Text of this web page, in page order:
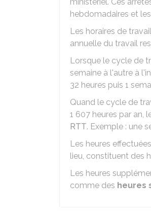
hebdomadaires et
Les horaires de
annuelle du travail
Lorsque le cycle de
semaine à l'autre à
32 heures puis 1
Quand le cycle de
1 607 heures par an,
RTT. Exemple : une
Les heures
lieu, constituent des
Les heures
comme des heures